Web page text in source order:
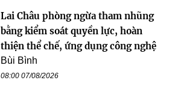
Lai Châu phòng ngừa tham nhũng
bằng kiểm soát quyền lực, hoàn
thiện thể chế, ứng dụng công nghệ
Bùi Bình
08:00 07/08/2026